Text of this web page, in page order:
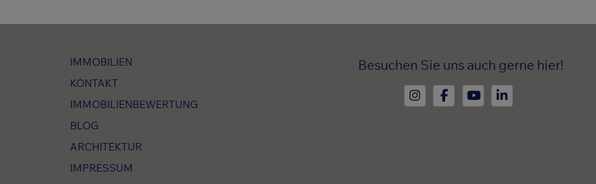
IMMOBILIEN
KONTAKT
IMMOBILIENBEWERTUNG
BLOG
ARCHITEKTUR
IMPRESSUM
Besuchen Sie uns auch gerne hier!